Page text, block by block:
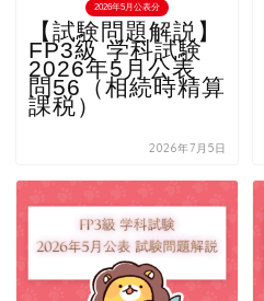
2026年5月公表分
【試験問題解説】
FP3級 学科試験
2026年5月公表
問56（相続時精算
課税）
2026年7月5日